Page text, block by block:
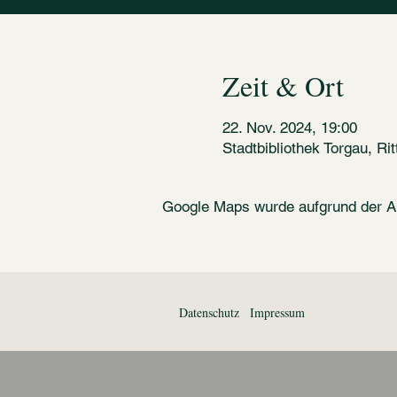
Zeit & Ort
22. Nov. 2024, 19:00
Stadtbibliothek Torgau,
Google Maps wurde aufgrund der
Datenschutz Impressum